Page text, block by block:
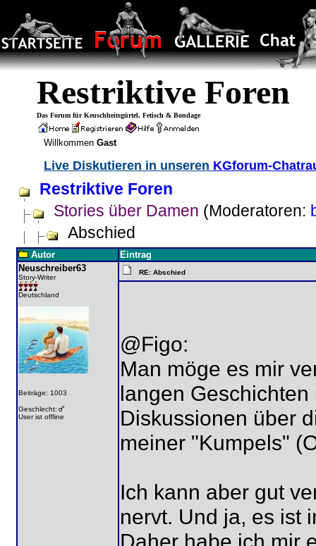
Restriktive Foren
Das Forum für Keuschheitsgürtel, Fetisch & Bondage
Willkommen Gast
Live Diskutieren in unseren KGforum-
Restriktive Foren
Stories über Damen (Moderatoren:
Abschied
Autor
Eintrag
Neuschreiber63
Story-Writer
Deutschland
Beiträge: 1003
Geschlecht:
User ist offline
RE: Abschied
@Figo:
Man möge es mir
langen
Diskussionen über
meiner "Kumpels"
Ich kann aber gut
nervt. Und ja, es ist
Daher habe ich mir